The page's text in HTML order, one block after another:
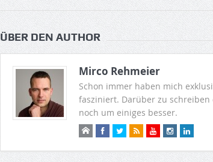
ÜBER DEN AUTHOR
Mirco Rehmeier
Schon immer haben mich
fasziniert. Darüber zu
noch um einiges besser.